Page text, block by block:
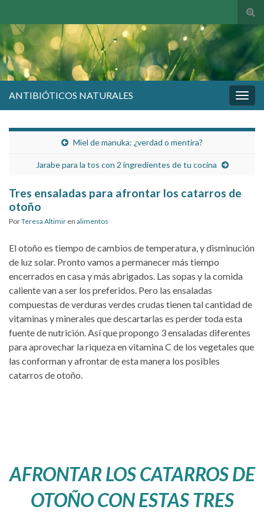
de
la
ANTIBIÓTICOS NATURALES
Miel de manuka: ¿verdad o mentira?
Jarabe para la tos con 2 ingredientes de tu cocina
Tres ensaladas para afrontar los catarros de
otoño
PorTeresa Altimir en alimentos
El otoño es tiempo de cambios de temperatura, y disminución
de luz solar. Pronto vamos a permanecer más tiempo
encerrados en casa y más abrigados. Las sopas y la comida
caliente van a ser los preferidos. Pero las ensaladas
compuestas de verduras verdes crudas tienen tal cantidad de
vitaminas y minerales que descartarlas es perder toda esta
fuente de nutrición. Así que propongo 3 ensaladas diferentes
para aprovechar la riqueza en vitamina C de los vegetales que
las conforman y afrontar de esta manera los posibles
catarros de otoño.
AFRONTAR LOS CATARROS DE
OTOÑO CON ESTAS TRES